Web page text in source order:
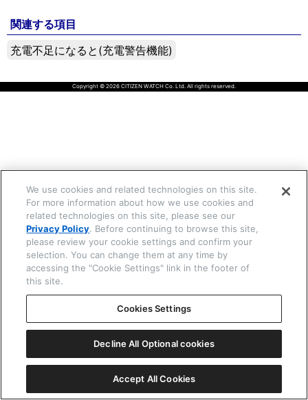
関連する項目
充電不足になると(充電警告機能)
Copyright © 2026 CITIZEN WATCH Co. Ltd. All rights reserved.
We use cookies and related technologies on this site.
For more information about how we use cookies and
related technologies on this site, please see our
Privacy Policy. Before continuing to browse this site,
please review your cookie settings and confirm your
selection. You can change them at any time by
accessing the "Cookie Settings" link in the footer of
this site.
Cookies Settings
Decline All Optional cookies
Accept All Cookies